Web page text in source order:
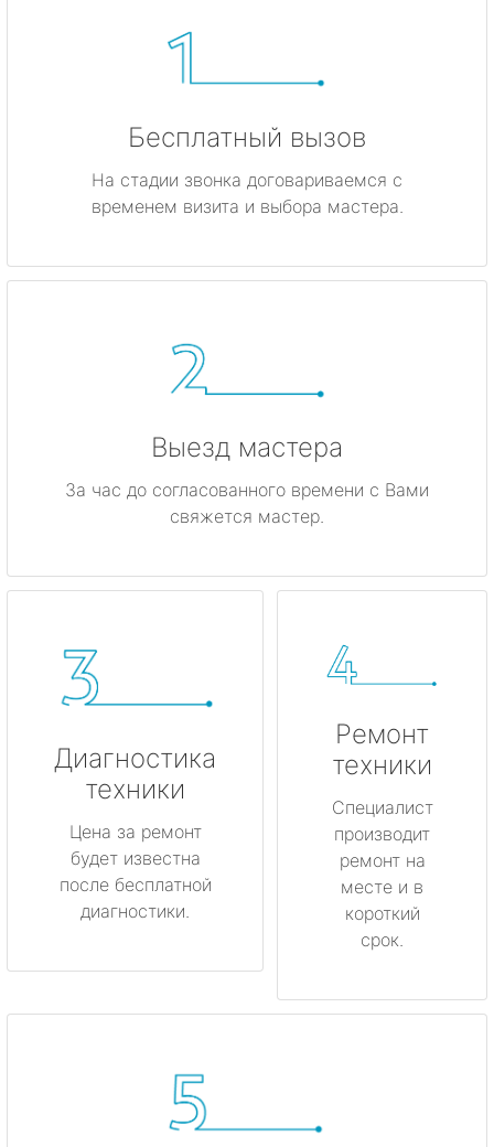
Бесплатный вызов
На стадии звонка договариваемся с
временем визита и выбора мастера.
Выезд мастера
За час до согласованного времени с Вами
свяжется мастер.
Диагностика
техники
Цена за ремонт
будет известна
после бесплатной
диагностики.
Ремонт
техники
Специалист
производит
ремонт на
месте и в
короткий
срок.